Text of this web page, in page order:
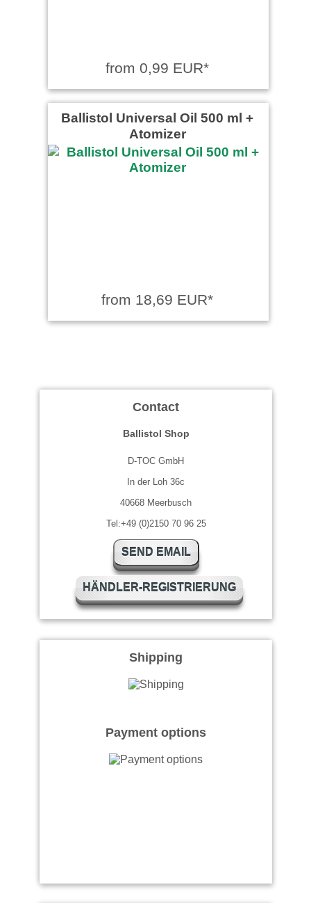
from 0,99 EUR*
Ballistol Universal Oil 500 ml +
Atomizer
from 18,69 EUR*
Contact
Ballistol Shop
D-TOC GmbH
In der Loh 36c
40668 Meerbusch
Tel:+49 (0)2150 70 96 25
SEND EMAIL
HÄNDLER-REGISTRIERUNG
Shipping
Payment options